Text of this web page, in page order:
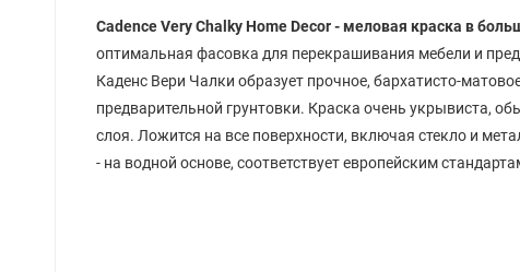
Cadence Very Chalky Home Decor - меловая краска в
оптимальная фасовка для перекрашивания мебели и
Каденс Вери Чалки образует прочное, бархатисто-
предварительной грунтовки. Краска очень укрывиста,
слоя. Ложится на все поверхности, включая стекло и
- на водной основе, соответствует европейским